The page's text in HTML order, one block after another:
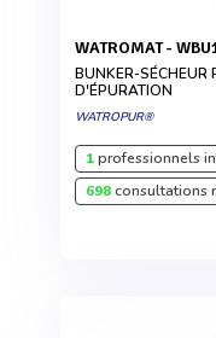
WATROMAT -
BUNKER-SÉCHEUR
D'ÉPURATION
WATROPUR®
1professionnels
698consultations